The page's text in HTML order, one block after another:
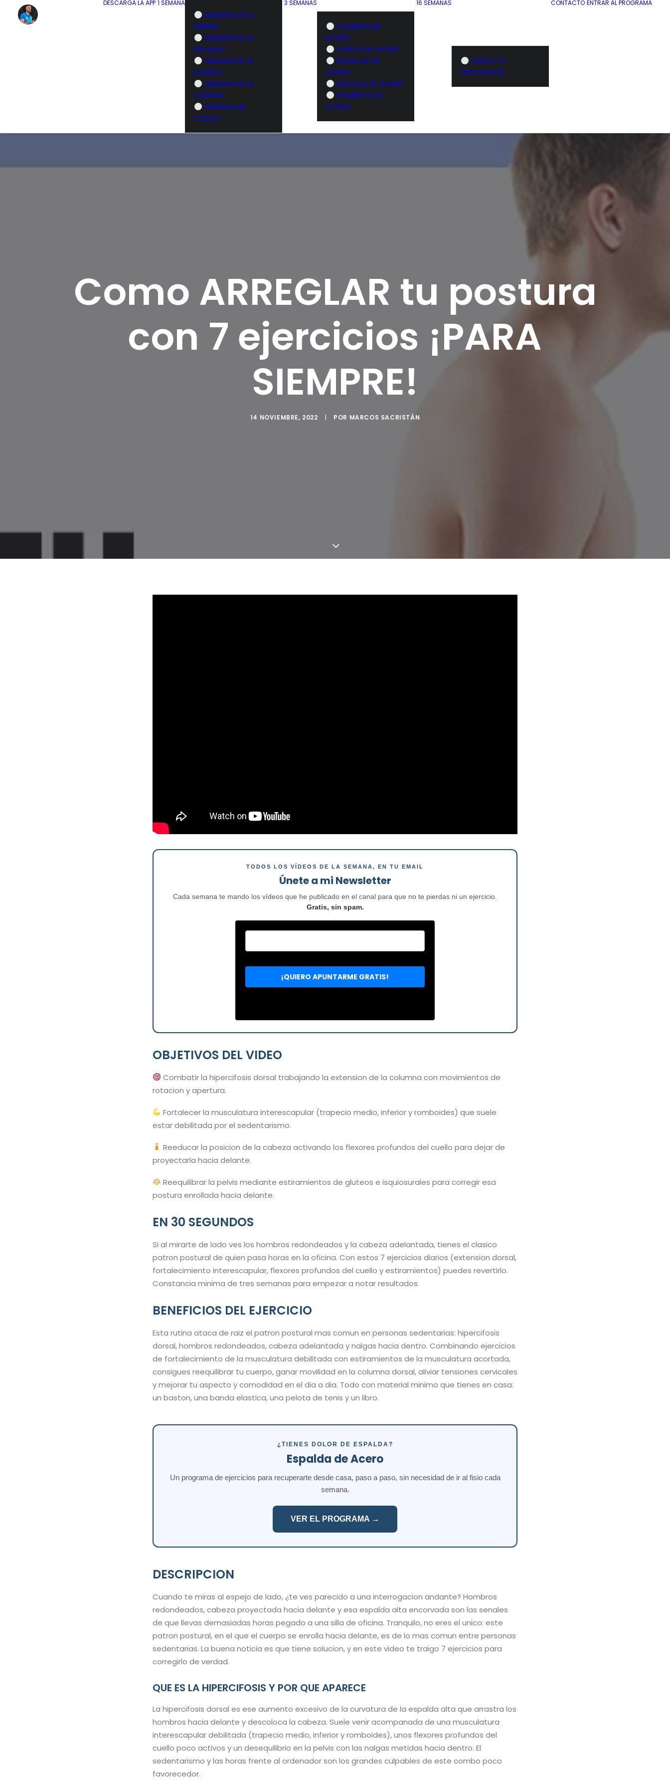
DESCARGA LA APP 1 SEMANA
SEMANA DE LA
HERNIA
SEMANA DE LA
ESPALDA
SEMANA DE LA
RODILLA
SEMANA DE LA
CADERA
SEMANA DEL
CUELLO
3 SEMANAS
CADERAS DE
ACERO
CUELLO DE ACERO
RODILLAS DE
ACERO
ESPALDA DE ACERO
HOMBROS DE
ACERO
16 SEMANAS
VENCE TU
DISCOPATÍA
CONTACTO ENTRAR AL PROGRAMA
Como ARREGLAR tu postura
con 7 ejercicios ¡PARA
SIEMPRE!
14 NOVIEMBRE, 2022 | POR MARCOS SACRISTÁN
TODOS LOS VÍDEOS DE LA SEMANA, EN TU EMAIL
Únete a mi Newsletter
Cada semana te mando los vídeos que he publicado en el canal para que no te pierdas ni un ejercicio.
Gratis, sin spam.
OBJETIVOS DEL VIDEO
Combatir la hipercifosis dorsal trabajando la extension de la columna con movimientos de
rotacion y apertura.
Fortalecer la musculatura interescapular (trapecio medio, inferior y romboides) que suele
estar debilitada por el sedentarismo.
Reeducar la posicion de la cabeza activando los flexores profundos del cuello para dejar de
proyectarla hacia delante.
Reequilibrar la pelvis mediante estiramientos de gluteos e isquiosurales para corregir esa
postura enrollada hacia delante.
EN 30 SEGUNDOS
Si al mirarte de lado ves los hombros redondeados y la cabeza adelantada, tienes el clasico
patron postural de quien pasa horas en la oficina. Con estos 7 ejercicios diarios (extension dorsal,
fortalecimiento interescapular, flexores profundos del cuello y estiramientos) puedes revertirlo.
Constancia minima de tres semanas para empezar a notar resultados.
BENEFICIOS DEL EJERCICIO
Esta rutina ataca de raiz el patron postural mas comun en personas sedentarias: hipercifosis
dorsal, hombros redondeados, cabeza adelantada y nalgas hacia dentro. Combinando ejercicios
de fortalecimiento de la musculatura debilitada con estiramientos de la musculatura acortada,
consigues reequilibrar tu cuerpo, ganar movilidad en la columna dorsal, aliviar tensiones cervicales
y mejorar tu aspecto y comodidad en el dia a dia. Todo con material minimo que tienes en casa:
un baston, una banda elastica, una pelota de tenis y un libro.
¿TIENES DOLOR DE ESPALDA?
Espalda de Acero
Un programa de ejercicios para recuperarte desde casa, paso a paso, sin necesidad de ir al fisio cada
semana.
VER EL PROGRAMA →
DESCRIPCION
Cuando te miras al espejo de lado, ¿te ves parecido a una interrogacion andante? Hombros
redondeados, cabeza proyectada hacia delante y esa espalda alta encorvada son las senales
de que llevas demasiadas horas pegado a una silla de oficina. Tranquilo, no eres el unico: este
patron postural, en el que el cuerpo se enrolla hacia delante, es de lo mas comun entre personas
sedentarias. La buena noticia es que tiene solucion, y en este video te traigo 7 ejercicios para
corregirlo de verdad.
QUE ES LA HIPERCIFOSIS Y POR QUE APARECE
La hipercifosis dorsal es ese aumento excesivo de la curvatura de la espalda alta que arrastra los
hombros hacia delante y descoloca la cabeza. Suele venir acompanada de una musculatura
interescapular debilitada (trapecio medio, inferior y romboides), unos flexores profundos del
cuello poco activos y un desequilibrio en la pelvis con las nalgas metidas hacia dentro. El
sedentarismo y las horas frente al ordenador son los grandes culpables de este combo poco
favorecedor.